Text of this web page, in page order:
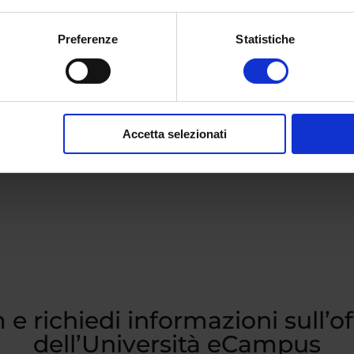
Preferenze Statistiche
Accetta selezionati
della laurea triennale Lingue e Culture Europee e
(L-11)
e gratuita compila il form qui sotto.
e richiedi informazioni
dell’Università eCampus